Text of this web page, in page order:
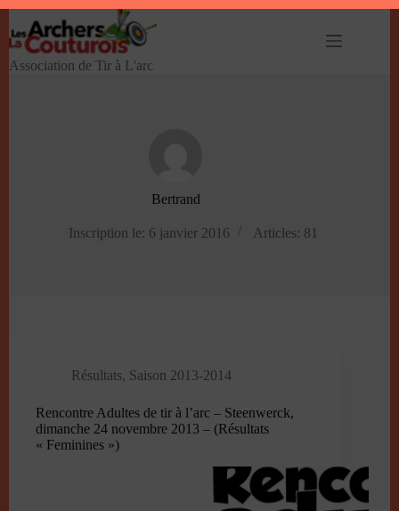
au
contenu
Association de Tir à L'arc
Bertrand
Inscription le: 6 janvier 2016 Articles: 81
Résultats, Saison 2013-2014
Rencontre Adultes de tir à l’arc – Steenwerck,
dimanche 24 novembre 2013 – (Résultats
« Feminines »)